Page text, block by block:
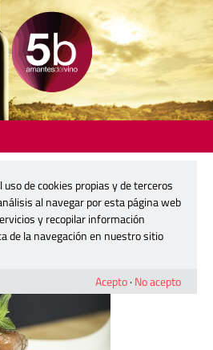
a la Menta
de cookies propias y de terceros
al navegar por esta página web
y recopilar información
de la navegación en nuestro sitio
Acepto· No acepto